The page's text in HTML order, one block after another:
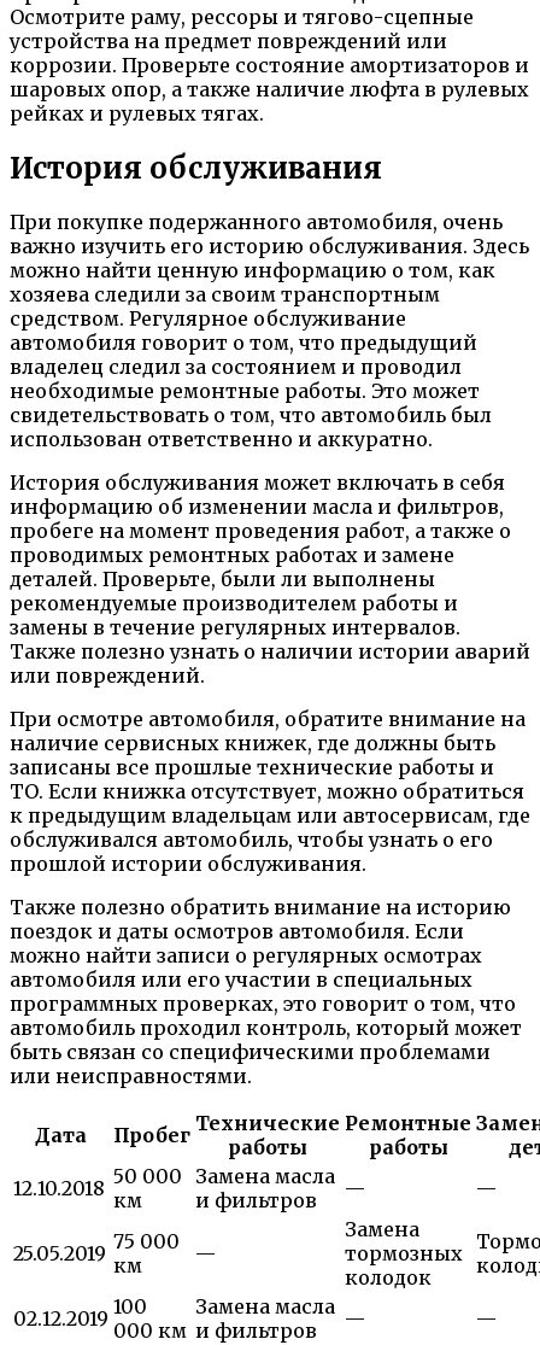
Осмотрите раму, рессоры и тягово-сцепные
устройства на предмет повреждений или
коррозии. Проверьте состояние амортизаторов и
шаровых опор, а также наличие люфта в рулевых
рейках и рулевых тягах.
История обслуживания
При покупке подержанного автомобиля, очень
важно изучить его историю обслуживания. Здесь
можно найти ценную информацию о том, как
хозяева следили за своим транспортным
средством. Регулярное обслуживание
автомобиля говорит о том, что предыдущий
владелец следил за состоянием и проводил
необходимые ремонтные работы. Это может
свидетельствовать о том, что автомобиль был
использован ответственно и аккуратно.
История обслуживания может включать в себя
информацию об изменении масла и фильтров,
пробеге на момент проведения работ, а также о
проводимых ремонтных работах и замене
деталей. Проверьте, были ли выполнены
рекомендуемые производителем работы и
замены в течение регулярных интервалов.
Также полезно узнать о наличии истории аварий
или повреждений.
При осмотре автомобиля, обратите внимание на
наличие сервисных книжек, где должны быть
записаны все прошлые технические работы и
ТО. Если книжка отсутствует, можно обратиться
к предыдущим владельцам или автосервисам, где
обслуживался автомобиль, чтобы узнать о его
прошлой истории обслуживания.
Также полезно обратить внимание на историю
поездок и даты осмотров автомобиля. Если
можно найти записи о регулярных осмотрах
автомобиля или его участии в специальных
программных проверках, это говорит о том, что
автомобиль проходил контроль, который может
быть связан со специфическими проблемами
или неисправностями.
Дата Пробег Технические
работы
Ремонтные
работы
12.10.2018 50 000
км
Замена масла
и фильтров
— —
25.05.2019 75 000
км
—
Замена
тормозных
колодок
02.12.2019 100
000 км
Замена масла
и фильтров
— —